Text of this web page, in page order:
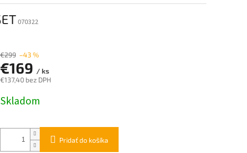
070322
€299 –43 %
€169 / ks
€137,40 bez DPH
cena:
Skladom
Pridať do košíka